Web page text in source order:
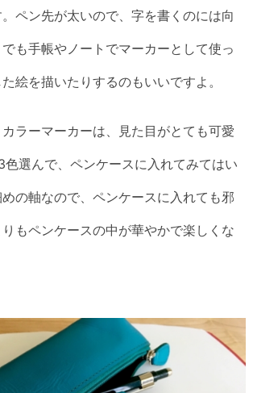
ペン先が太いので、字を書くのには向
も手帳やノートでマーカーとして使っ
絵を描いたりするのもいいですよ。
ラーマーカーは、見た目がとても可愛
選んで、ペンケースに入れてみてはい
の軸なので、ペンケースに入れても邪
もペンケースの中が華やかで楽しくな